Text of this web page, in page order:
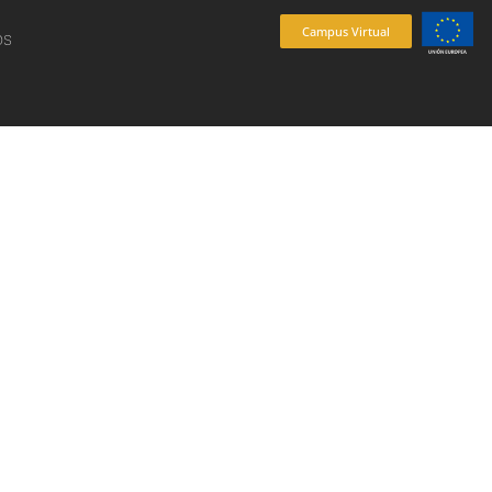
Campus Virtual